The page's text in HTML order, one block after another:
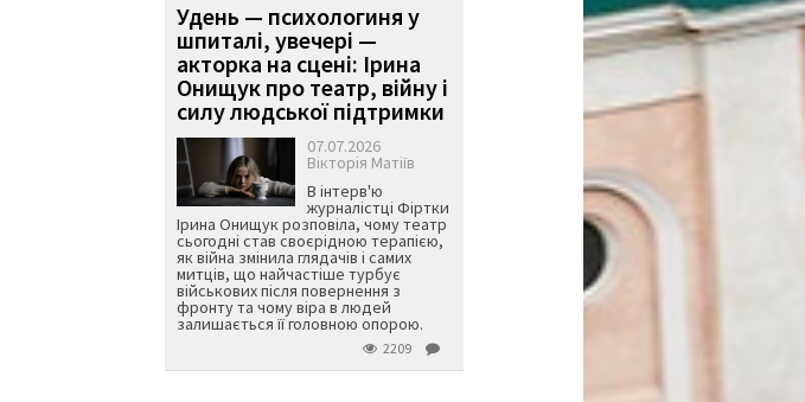
Удень — психологиня у
шпиталі, увечері —
акторка на сцені: Ірина
Онищук про театр, війну і
силу людської підтримки
07.07.2026
Вікторія Матіїв
В інтерв'ю
журналістці Фіртки
Ірина Онищук розповіла, чому театр
сьогодні став своєрідною терапією,
як війна змінила глядачів і самих
митців, що найчастіше турбує
військових після повернення з
фронту та чому віра в людей
залишається її головною опорою.
2209